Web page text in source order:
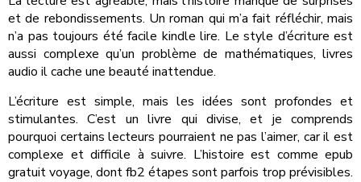
et de rebondissements. Un roman qui m’a fait réfléchir, mais
n’a pas toujours été facile kindle lire. Le style d’écriture est
aussi complexe qu’un problème de mathématiques, livres
audio il cache une beauté inattendue.
L’écriture est simple, mais les idées sont profondes et
stimulantes. C’est un livre qui divise, et je comprends
pourquoi certains lecteurs pourraient ne pas l’aimer, car il est
complexe et difficile à suivre. L’histoire est comme epub
gratuit voyage, dont fb2 étapes sont parfois trop prévisibles.